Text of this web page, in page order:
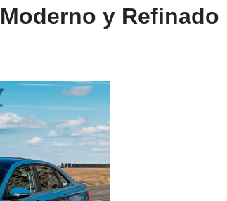
y Refinado